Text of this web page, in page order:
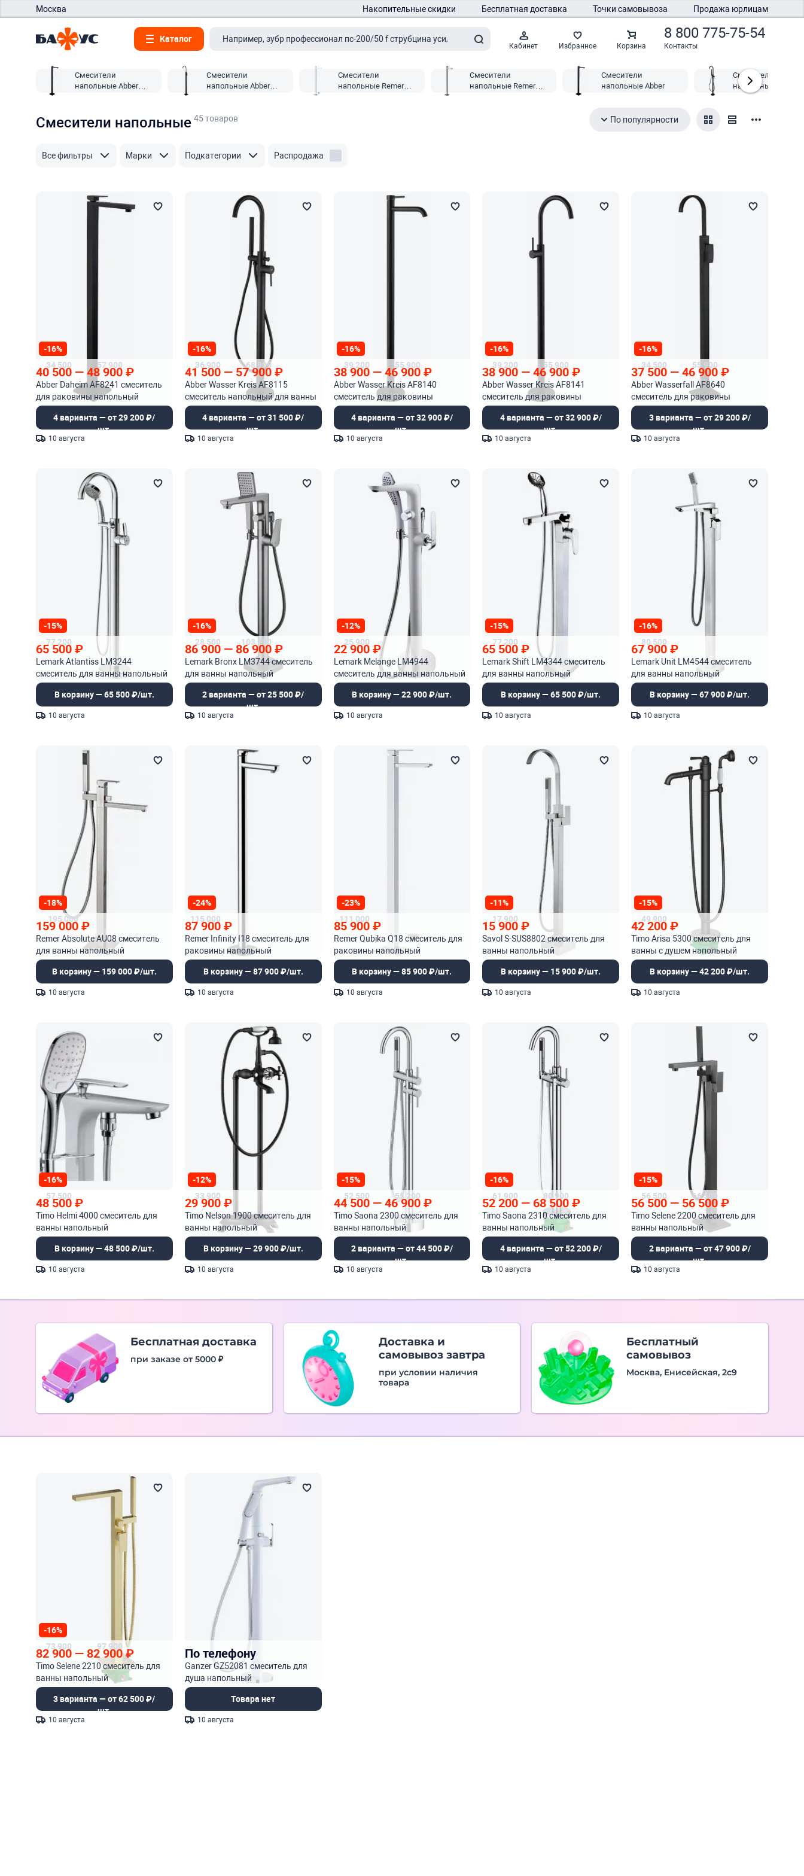
Москва Накопительные скидки Бесплатная доставка Точки самовывоза Продажа юрлицам
Каталог
Кабинет Избранное Корзина
8 800 775-75-54
Контакты
Смесители
напольные Abber
Смесители
напольные Abber
Смесители
напольные Remer
Смесители
напольные Remer
Смесители
напольные Abber
Смесители
напольные Abber
Wasser Kreis
Смесители напольные45 товаров По популярности
Все фильтры Марки Подкатегории Распродажа
-16%
34 500
40 500 — 57 900
48 900₽
Abber Daheim AF8241 смеситель
для раковины напольный
4 варианта — от 29 200 ₽/
шт.
10 августа
-16%
36 900
41 500 — 68 900
57 900₽
Abber Wasser Kreis AF8115
смеситель напольный для ванны
4 варианта — от 31 500 ₽/
шт.
10 августа
-16%
39 200
38 900 — 55 900
46 900 ₽
Abber Wasser Kreis AF8140
смеситель для раковины
напольный
4 варианта — от 32 900 ₽/
шт.
10 августа
-16%
39 200
38 900 — 55 900
46 900₽
Abber Wasser Kreis AF8141
смеситель для раковины
напольный
4 варианта — от 32 900 ₽/
шт.
10 августа
-16%
34 500
37 500 — 55 900
46 900₽
Abber Wasserfall AF8640
смеситель для раковины
напольный
3 варианта — от 29 200 ₽/
шт.
10 августа
-15%
77 200
65 500₽
Lemark Atlantiss LM3244
смеситель для ванны напольный
В корзину — 65 500 ₽/шт.
10 августа
-16%
28 500
86 900 — 103 000
86 900₽
Lemark Bronx LM3744 смеситель
для ванны напольный
2 варианта — от 25 500 ₽/
шт.
10 августа
-12%
25 900
22 900 ₽
Lemark Melange LM4944
смеситель для ванны напольный
В корзину — 22 900 ₽/шт.
10 августа
-15%
77 200
65 500₽
Lemark Shift LM4344 смеситель
для ванны напольный
В корзину — 65 500 ₽/шт.
10 августа
-16%
80 500
67 900₽
Lemark Unit LM4544 смеситель
для ванны напольный
В корзину — 67 900 ₽/шт.
10 августа
-18%
195 000
159 000₽
Remer Absolute AU08 смеситель
для ванны напольный
В корзину — 159 000 ₽/шт.
10 августа
-24%
115 000
87 900₽
Remer Infinity I18 смеситель для
раковины напольный
В корзину — 87 900 ₽/шт.
10 августа
-23%
111 000
85 900 ₽
Remer Qubika Q18 смеситель для
раковины напольный
В корзину — 85 900 ₽/шт.
10 августа
-11%
17 900
15 900₽
Savol S-SUS8802 смеситель для
ванны напольный
В корзину — 15 900 ₽/шт.
10 августа
-15%
49 900
42 200₽
Timo Arisa 5300 смеситель для
ванны с душем напольный
В корзину — 42 200 ₽/шт.
10 августа
-16%
57 500
48 500₽
Timo Helmi 4000 смеситель для
ванны напольный
В корзину — 48 500 ₽/шт.
10 августа
-12%
33 900
29 900₽
Timo Nelson 1900 смеситель для
ванны напольный
В корзину — 29 900 ₽/шт.
10 августа
-15%
52 500
44 500 — 55 200
46 900 ₽
Timo Saona 2300 смеситель для
ванны напольный
2 варианта — от 44 500 ₽/
шт.
10 августа
-16%
61 900
52 200 — 80 900
68 500₽
Timo Saona 2310 смеситель для
ванны напольный
4 варианта — от 52 200 ₽/
шт.
10 августа
-15%
56 500
56 500 — 66 500
56 500₽
Timo Selene 2200 смеситель для
ванны напольный
2 варианта — от 47 900 ₽/
шт.
10 августа
Бесплатная доставка
при заказе от 5000 ₽
Доставка и
самовывоз завтра
при условии наличия
товара
Бесплатный
самовывоз
Москва, Енисейская, 2с9
-16%
73 900
82 900 — 97 900
82 900₽
Timo Selene 2210 смеситель для
ванны напольный
3 варианта — от 62 500 ₽/
шт.
10 августа
По телефону
Ganzer GZ52081 смеситель для
душа напольный
Товара нет
10 августа